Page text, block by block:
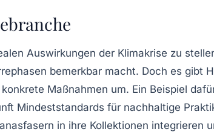
Auswirkungen der Klimakrise zu
bemerkbar macht. Doch es gibt
Maßnahmen um. Ein Beispiel
Mindeststandards für nachhaltige
in ihre Kollektionen integrieren